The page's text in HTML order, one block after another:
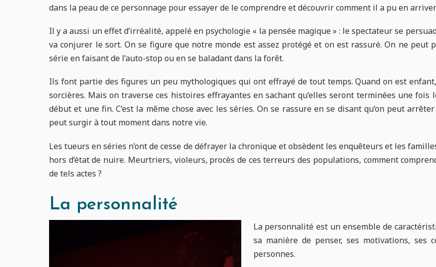
dans la peau de ce personnage pour essayer de le comprendre et découvrir comment il a pu en
Il y a aussi un effet d’irréalité, appelé en psychologie « la pensée magique » : le spectateur se
va conjurer le sort. On se figure que notre monde est assez protégé et on est rassuré. On ne peut
série en faisant de l’auto-stop ou en se baladant dans la forêt.
Ils font partie des figures un peu mythologiques qui ont effrayé de tout temps. Quand on est
sorcières. Mais on traverse ces histoires effrayantes en sachant qu’elles seront terminées une
début et une fin. C’est la même chose avec les séries. On se rassure en se disant qu’on peut
peut surgir à tout moment dans notre vie.
Les tueurs en séries n’ont de cesse de défrayer la chronique et obsèdent les enquêteurs et les
hors d’état de nuire. Meurtriers, violeurs, procès de ces terreurs des populations, comment
de tels actes ?
La personnalité
La personnalité est un ensemble de
sa manière de penser, ses motivations, ses
personnes.